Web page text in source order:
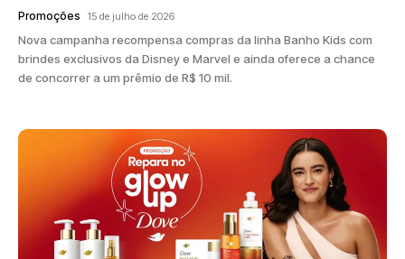
Promoções 15 de julho de 2026
Nova campanha recompensa compras da linha Banho Kids com
brindes exclusivos da Disney e Marvel e ainda oferece a chance
de concorrer a um prêmio de R$ 10 mil.